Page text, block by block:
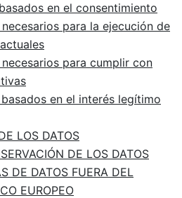
en el consentimiento
para la ejecución de
para cumplir con
en el interés legítimo
LOS DATOS
DE LOS DATOS
DE DATOS FUERA DEL
EUROPEO